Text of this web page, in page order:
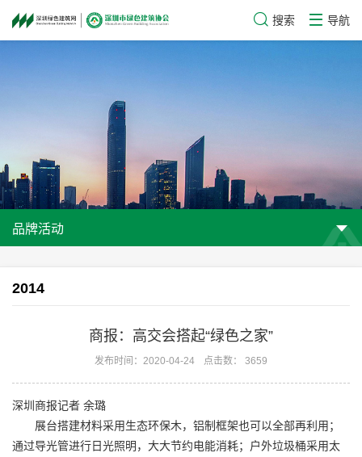
搜索 导航
品牌活动
2014
商报：高交会搭起“绿色之家”
发布时间：2020-04-24 点击数： 3659
深圳商报记者 余璐
展台搭建材料采用生态环保木，铝制框架也可以全部再利用；
通过导光管进行日光照明，大大节约电能消耗；户外垃圾桶采用太